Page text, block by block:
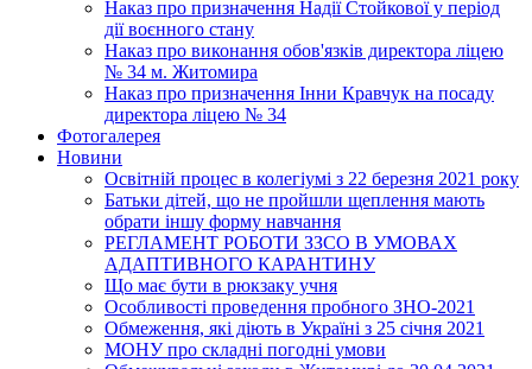
Наказ про призначення Надії Стойкової у період
дії воєнного стану
Наказ про виконання обов'язків директора ліцею
№ 34 м. Житомира
Наказ про призначення Інни Кравчук на посаду
директора ліцею № 34
Фотогалерея
Новини
Освітній процес в колегіумі з 22 березня 2021 року
Батьки дітей, що не пройшли щеплення мають
обрати іншу форму навчання
РЕГЛАМЕНТ РОБОТИ ЗЗСО В УМОВАХ
АДАПТИВНОГО КАРАНТИНУ
Що має бути в рюкзаку учня
Особливості проведення пробного ЗНО-2021
Обмеження, які діють в Україні з 25 січня 2021
МОНУ про складні погодні умови